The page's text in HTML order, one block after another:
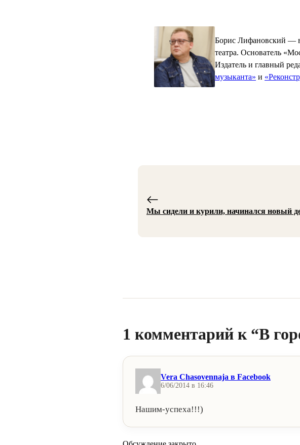
Борис Лифановский —
театра. Основатель
Издатель и главный
музыканта» и
Мы сидели и курили, начинался новый
1 комментарий к “В
Vera Chasovennaja в Facebook
6/06/2014 в 16:46
Нашим-успеха!!!)